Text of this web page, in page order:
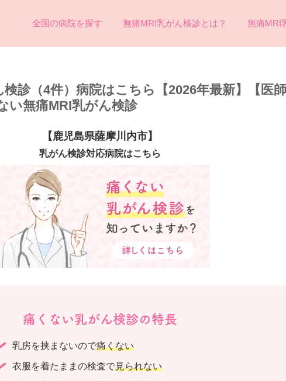
全国の病院を探す 無痛MRI乳がん検診とは？ 無痛MRI
診（4件）病院はこちら【2026年最新】【医師
い無痛MRI乳がん検診
【鹿児島県薩摩川内市】
乳がん検診対応病院はこちら
痛くない乳がん検診の特長
乳房を挟まないので痛くない
衣服を着たままの検査で見られない